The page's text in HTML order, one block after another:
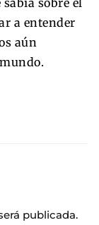
a entender
aún
publicada.